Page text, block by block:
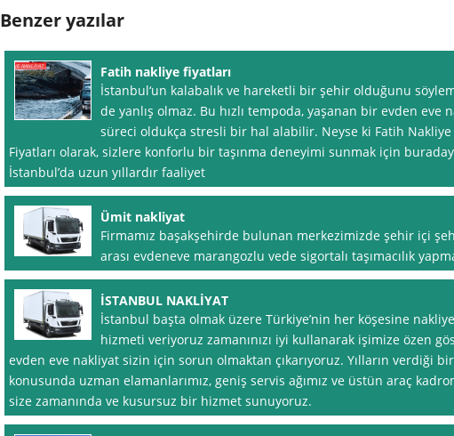
Benzer yazılar
Fatih nakliye fiyatları
İstanbul‘un kalabalık ve hareketli bir şehir olduğunu
de yanlış olmaz. Bu hızlı tempoda, yaşanan bir evden eve
süreci oldukça stresli bir hal alabilir. Neyse ki Fatih Nakliye
Fiyatları olarak, sizlere konforlu bir taşınma deneyimi sunmak için
İstanbul’da uzun yıllardır faaliyet
Ümit nakliyat
Firmamız başakşehirde bulunan merkezimizde şehir içi
arası evdeneve marangozlu vede sigortalı taşımacılık
İSTANBUL NAKLİYAT
İstanbul başta olmak üzere Türkiye’nin her köşesine nakliye
hizmeti veriyoruz zamanınızı iyi kullanarak işimize özen
evden eve nakliyat sizin için sorun olmaktan çıkarıyoruz. Yılların verdiği
konusunda uzman elamanlarımız, geniş servis ağımız ve üstün araç
size zamanında ve kusursuz bir hizmet sunuyoruz.